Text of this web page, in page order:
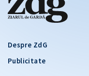
Despre ZdG
Publicitate